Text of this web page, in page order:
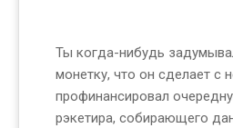
Ты когда-нибудь
монетку, что он сделает с
профинансировал
рэкетира, собирающего